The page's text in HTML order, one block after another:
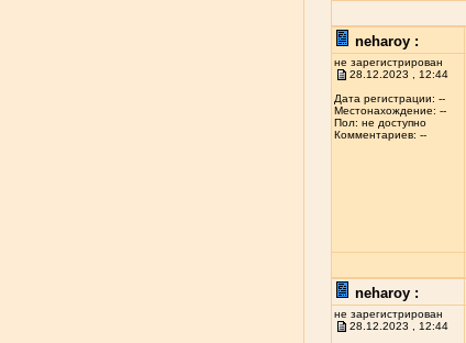
neharoy :
не зарегистрирован
28.12.2023 , 12:44
Дата регистрации: --
Местонахождение: --
Пол: не доступно
Комментариев: --
neharoy :
не зарегистрирован
28.12.2023 , 12:44